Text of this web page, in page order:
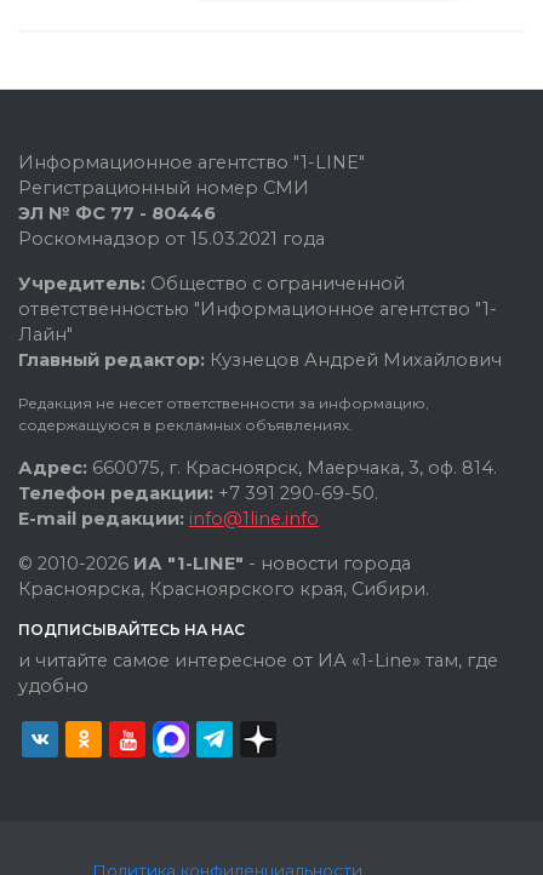
Информационное агентство "1-LINE"
Регистрационный номер СМИ
ЭЛ № ФС 77 - 80446
Роскомнадзор от 15.03.2021 года
Учредитель: Общество с ограниченной
ответственностью "Информационное агентство "1-
Лайн"
Главный редактор: Кузнецов Андрей Михайлович
Редакция не несет ответственности за информацию,
содержащуюся в рекламных объявлениях.
Адрес: 660075, г. Красноярск, Маерчака, 3, оф. 814.
Телефон редакции: +7 391 290-69-50.
E-mail редакции: info@1line.info
© 2010-2026 ИА "1-LINE" - новости города
Красноярска, Красноярского края, Сибири.
ПОДПИСЫВАЙТЕСЬ НА НАС
и читайте самое интересное от ИА «1-Line» там, где
удобно
Политика конфиденциальности